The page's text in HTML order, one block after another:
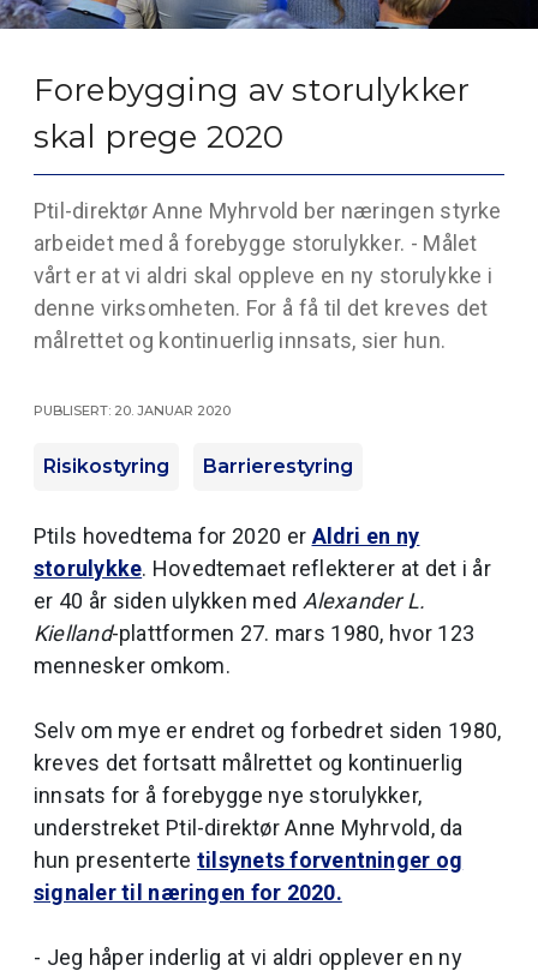
Forebygging av storulykker
skal prege 2020
Ptil-direktør Anne Myhrvold ber næringen styrke
arbeidet med å forebygge storulykker. - Målet
vårt er at vi aldri skal oppleve en ny storulykke i
denne virksomheten. For å få til det kreves det
målrettet og kontinuerlig innsats, sier hun.
Publisert: 20. januar 2020
Risikostyring Barrierestyring
Ptils hovedtema for 2020 er Aldri en ny
storulykke. Hovedtemaet reflekterer at det i år
er 40 år siden ulykken med Alexander L.
Kielland-plattformen 27. mars 1980, hvor 123
mennesker omkom.
Selv om mye er endret og forbedret siden 1980,
kreves det fortsatt målrettet og kontinuerlig
innsats for å forebygge nye storulykker,
understreket Ptil-direktør Anne Myhrvold, da
hun presentertetilsynets forventninger og
signaler til næringen for 2020.
- Jeg håper inderlig at vi aldri opplever en ny